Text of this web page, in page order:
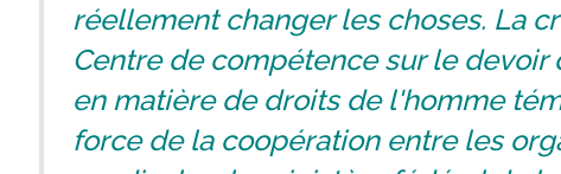
réellement changer les choses. La
Centre de compétence sur le devoir
en matière de droits de l'homme
force de la coopération entre les